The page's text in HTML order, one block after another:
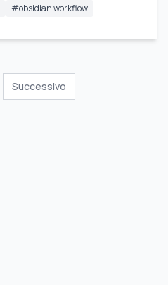
#obsidian workflow
Successivo